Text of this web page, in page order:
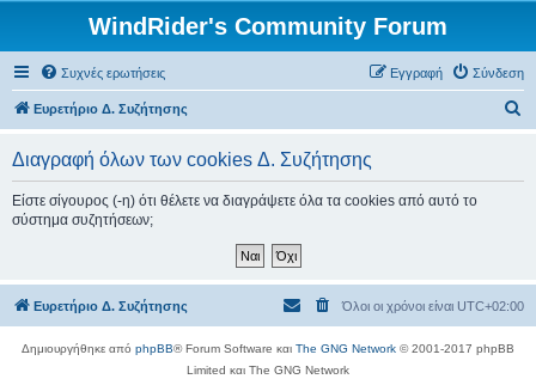
WindRider's Community Forum
Συχνές ερωτήσεις Σύνδεση
Εγγραφή
Ευρετήριο Δ. Συζήτησης
σ
Διαγραφή όλων των cookies Δ. Συζήτησης
Είστε σίγουρος (-η) ότι θέλετε να διαγράψετε όλα τα cookies από αυτό το
σύστημα συζητήσεων;
Ευρετήριο Δ. Συζήτησης Όλοι οι χρόνοι είναι UTC+02:00
Δημιουργήθηκε από phpBB® Forum Software και The GNG Network © 2001-2017 phpBB
Limited και The GNG Network